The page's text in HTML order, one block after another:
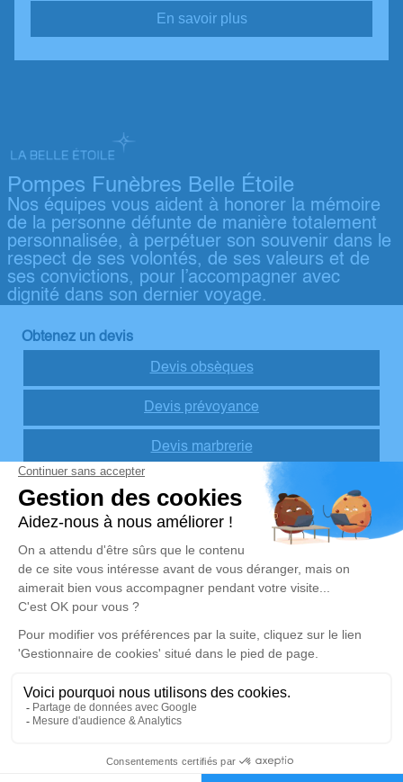
En savoir plus
Pompes Funèbres Belle Étoile
Nos équipes vous aident à honorer la mémoire
de la personne défunte de manière totalement
personnalisée, à perpétuer son souvenir dans le
respect de ses volontés, de ses valeurs et de
ses convictions, pour l’accompagner avec
dignité dans son dernier voyage.
Obtenez un devis
Devis obsèques
Devis prévoyance
Devis marbrerie
Notre agence
POMPES FUNEBRES LA BELLE ETOILE
04 58 23 02 40
contact@pfbe.fr
3 Rue Gambetta – 73200 – Albertville
5/5 – 96 avis
Nos Services
Organiser des obsèques
Services aux familles
Liens utiles
Avis de décès